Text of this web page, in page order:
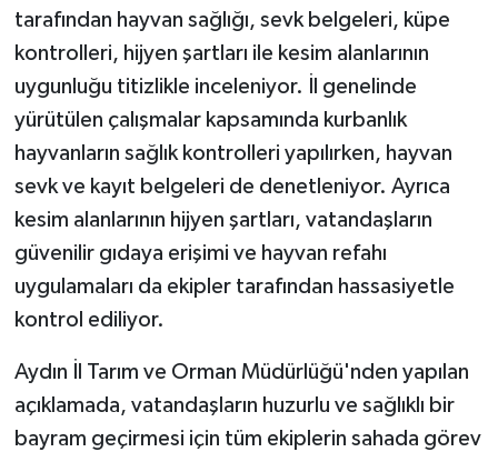
tarafından hayvan sağlığı, sevk belgeleri, küpe
kontrolleri, hijyen şartları ile kesim alanlarının
uygunluğu titizlikle inceleniyor. İl genelinde
yürütülen çalışmalar kapsamında kurbanlık
hayvanların sağlık kontrolleri yapılırken, hayvan
sevk ve kayıt belgeleri de denetleniyor. Ayrıca
kesim alanlarının hijyen şartları, vatandaşların
güvenilir gıdaya erişimi ve hayvan refahı
uygulamaları da ekipler tarafından hassasiyetle
kontrol ediliyor.
Aydın İl Tarım ve Orman Müdürlüğü'nden yapılan
açıklamada, vatandaşların huzurlu ve sağlıklı bir
bayram geçirmesi için tüm ekiplerin sahada görev